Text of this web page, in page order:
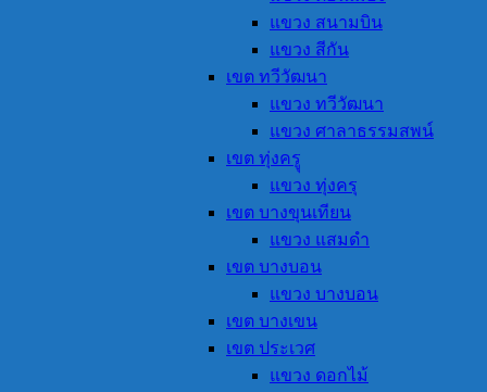
แขวง สนามบิน
แขวง สีกัน
เขต ทวีวัฒนา
แขวง ทวีวัฒนา
แขวง ศาลาธรรมสพน์
เขต ทุ่งครูุ
แขวง ทุ่งครุ
เขต บางขุนเทียน
แขวง แสมดำ
เขต บางบอน
แขวง บางบอน
เขต บางเขน
เขต ประเวศ
แขวง ดอกไม้